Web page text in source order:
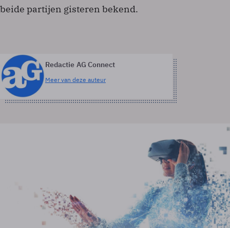
beide partijen gisteren bekend.
Redactie AG Connect
Meer van deze auteur